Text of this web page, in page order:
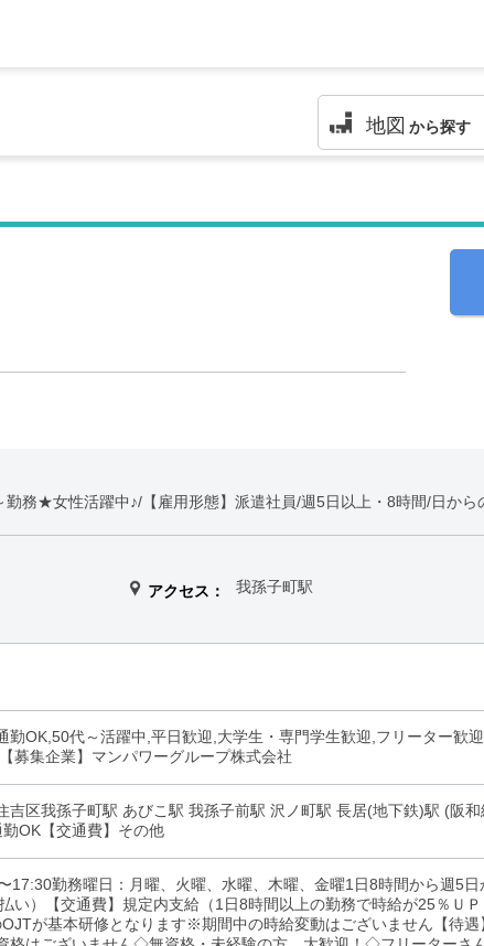
地図 から探す
務★女性活躍中♪/【雇用形態】派遣社員/週5日以上・8時間/日から
アクセス： 我孫子町駅
勤OK,50代～活躍中,平日歓迎,大学生・専門学生歓迎,フリーター歓
募集企業】マンパワーグループ株式会社
吉区我孫子町駅 あびこ駅 我孫子前駅 沢ノ町駅 長居(地下鉄)駅 (阪
【交通費】その他
17:30勤務曜日：月曜、火曜、水曜、木曜、金曜1日8時間から週5
い）【交通費】規定内支給（1日8時間以上の勤務で時給が25％Ｕ
が基本研修となります※期間中の時給変動はございません【待遇